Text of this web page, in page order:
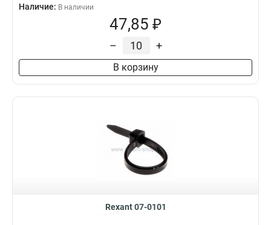
Наличие: В наличии
47,85 ₽
– +
В корзину
Rexant 07-0101